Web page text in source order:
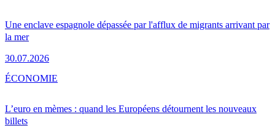
Une enclave espagnole dépassée par l'afflux de migrants arrivant par
la mer
30.07.2026
L’euro en mèmes : quand les Européens détournent les nouveaux
billets
ÉCONOMIE